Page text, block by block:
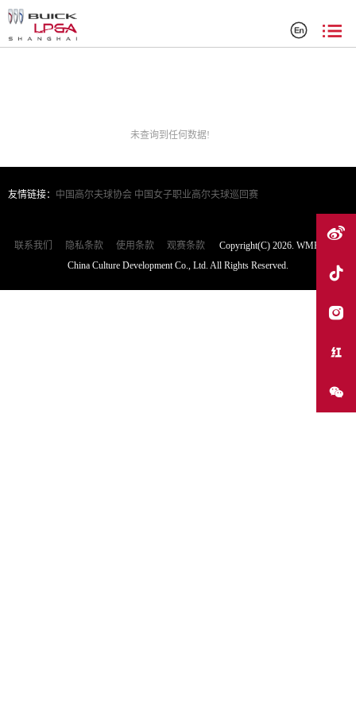
未查询到任何数据!
友情链接： 中国高尔夫球协会 中国女子职业高尔夫球巡回赛
联系我们 隐私条款 使用条款 观赛条款
Copyright(C) 2026. WME|IMG
China Culture Development Co., Ltd. All Rights Reserved.